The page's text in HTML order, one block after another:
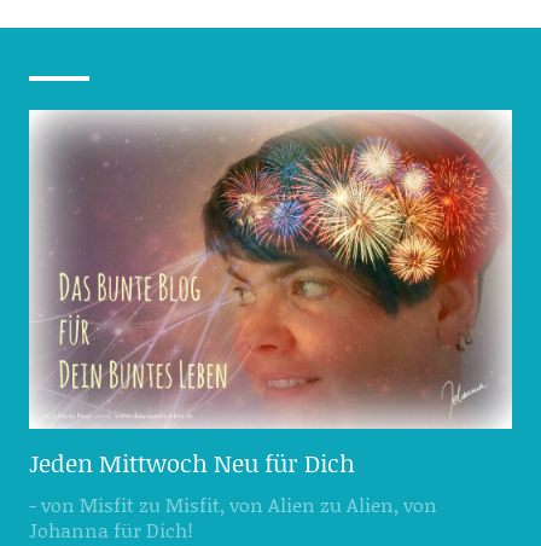
Jeden Mittwoch Neu für Dich
- von Misfit zu Misfit, von Alien zu Alien, von
Johanna für Dich!